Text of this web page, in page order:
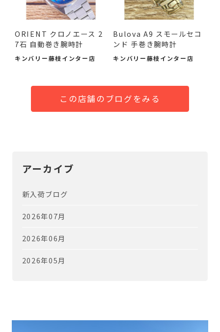
ORIENT クロノエース 2
7石 自動巻き腕時計
キンバリー藤枝インター店
Bulova A9 スモールセコ
ンド 手巻き腕時計
キンバリー藤枝インター店
この店舗のブログをみる
アーカイブ
新入荷ブログ
2026年07月
2026年06月
2026年05月